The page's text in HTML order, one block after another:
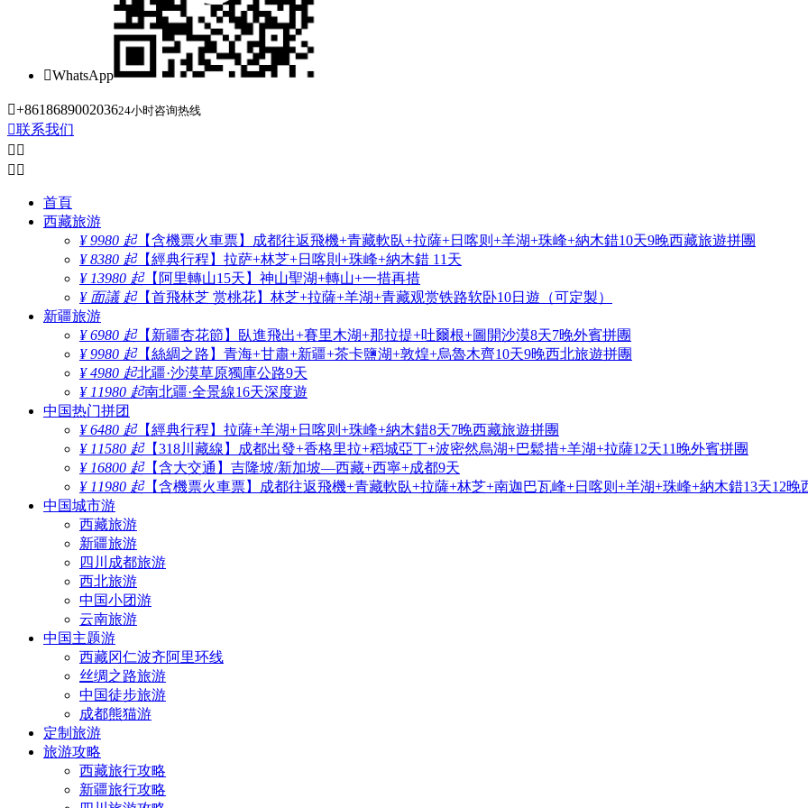
WhatsApp
+861868900203624小时咨询热线
联系我们
 
 
首頁
西藏旅游
¥ 9980 起【含機票火車票】成都往返飛機+青藏軟臥+拉薩+日喀则+羊湖+珠峰+納木錯10天9晚西藏旅遊拼團
¥ 8380 起【經典行程】拉萨+林芝+日喀則+珠峰+納木錯 11天
¥ 13980 起【阿里轉山15天】神山聖湖+轉山+一措再措
¥ 面議 起【首飛林芝 赏桃花】林芝+拉薩+羊湖+青藏观赏铁路软卧10日遊（可定製）
新疆旅游
¥ 6980 起【新疆杏花節】臥進飛出+賽里木湖+那拉提+吐爾根+圖開沙漠8天7晚外賓拼團
¥ 9980 起【絲綢之路】青海+甘肅+新疆+茶卡鹽湖+敦煌+烏魯木齊10天9晚西北旅遊拼團
¥ 4980 起北疆·沙漠草原獨庫公路9天
¥ 11980 起南北疆·全景線16天深度遊
中国热门拼团
¥ 6480 起【經典行程】拉薩+羊湖+日喀则+珠峰+納木錯8天7晚西藏旅遊拼團
¥ 11580 起【318川藏線】成都出發+香格里拉+稻城亞丁+波密然烏湖+巴鬆措+羊湖+拉薩12天11晚外賓拼團
¥ 16800 起【含大交通】吉隆坡/新加坡—西藏+西寧+成都9天
¥ 11980 起【含機票火車票】成都往返飛機+青藏軟臥+拉薩+林芝+南迦巴瓦峰+日喀则+羊湖+珠峰+納木錯13天12晚
中国城市游
西藏旅游
新疆旅游
四川成都旅游
西北旅游
中国小团游
云南旅游
中国主题游
西藏冈仁波齐阿里环线
丝绸之路旅游
中国徒步旅游
成都熊猫游
定制旅游
旅游攻略
西藏旅行攻略
新疆旅行攻略